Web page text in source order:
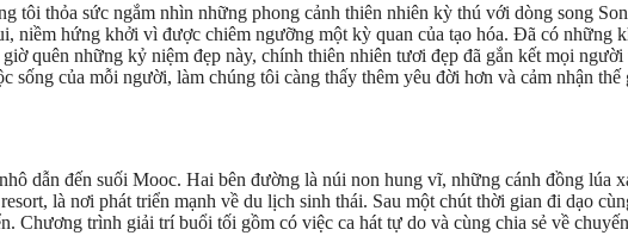
tôi thỏa sức ngắm nhìn những phong cảnh thiên nhiên kỳ thú với dòng song
niềm hứng khởi vì được chiêm ngưỡng một kỳ quan của tạo hóa. Đã có những
quên những kỷ niệm đẹp này, chính thiên nhiên tươi đẹp đã gắn kết mọi
của mỗi người, làm chúng tôi càng thấy thêm yêu đời hơn và cảm nhận
dẫn đến suối Mooc. Hai bên đường là núi non hung vĩ, những cánh đồng lúa
là nơi phát triển mạnh về du lịch sinh thái. Sau một chút thời gian đi dạo
Chương trình giải trí buổi tối gồm có việc ca hát tự do và cùng chia sẻ về